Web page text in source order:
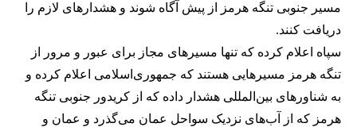
مسیر جنوبی تنگه هرمز از پیش آگاه شوند و هشدارهای لازم را
دریافت کنند.
سپاه اعلام کرده که تنها مسیرهای مجاز برای عبور و مرور از
تنگه هرمز مسیرهایی هستند که جمهوری‌اسلامی اعلام کرده و
به شناورهای بین‌المللی هشدار داده که از کریدور جنوبی تنگه
هرمز که از آب‌های نزدیک سواحل عمان می‌گذرد و عمان و